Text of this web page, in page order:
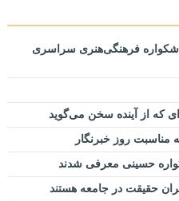
در بابلسر
که فرهنگ را به سرمایه
فرهنگی‌هنری حسینی
حل چالش‌های مازندران
باید پیگیری شود فیاضی:
چالش‌های مازندران است/ ترک
شود
فرهنگی و هنری حسینی آمل
اشکواره فرهنگی‌هنری سراسری
که از آینده سخن می‌گوید
روز خبرنگار
حسینی معرفی شدند
حقیقت در جامعه هستند